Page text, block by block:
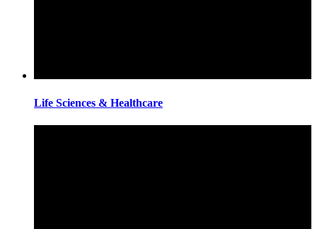
Life Sciences & Healthcare